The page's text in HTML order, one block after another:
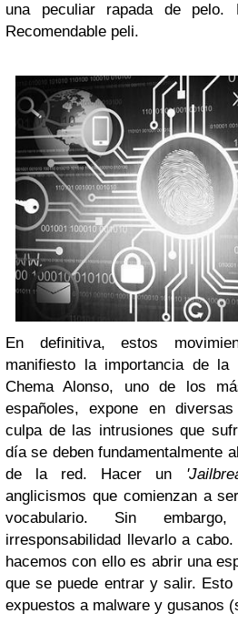
una peculiar rapada de pelo.
Recomendable peli.
En definitiva, estos
manifiesto la importancia de la
Chema Alonso, uno de los
españoles, expone en
culpa de las intrusiones que
día se deben fundamentalmente
de la red. Hacer un
anglicismos que comienzan a
vocabulario. Sin
irresponsabilidad llevarlo a
hacemos con ello es abrir una
que se puede entrar y salir.
expuestos a malware y gusanos